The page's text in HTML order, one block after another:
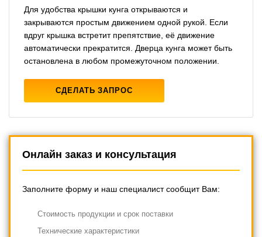
Для удобства крышки кунга открываются и
закрываются простым движением одной рукой. Если
вдруг крышка встретит препятствие, её движение
автоматически прекратится. Дверца кунга может быть
остановлена ​​в любом промежуточном положении.
СДЕЛАТЬ ЗАПРОС
Онлайн заказ и консультация
Заполните форму и наш специалист сообщит Вам:
Cтоимость продукции и срок поставки
Технические характеристики